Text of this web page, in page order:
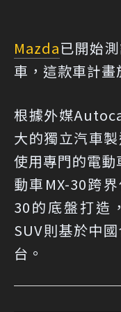
Mazda已開始
車，這款車計畫
根據外媒
大的獨立汽車
使用專門的電
動車MX-30跨
30的底盤打造
SUV則基於中
台。